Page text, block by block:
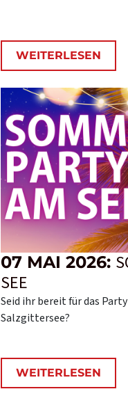
WEITERLESEN
07 MAI 2026:
SEE
Seid ihr bereit für das
Salzgittersee?
WEITERLESEN